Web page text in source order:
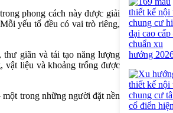
phong cách này được giải
yếu tố đều có vai trò riêng,
giãn và tái tạo năng lượng
vật liệu và khoảng trống được
trong những người đặt nền